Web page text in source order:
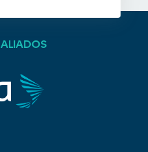
ALIADOS